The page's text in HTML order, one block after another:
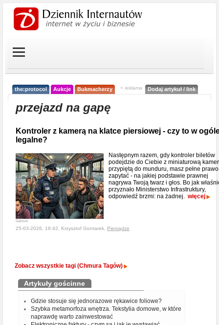
the:protocol Aukcje Bukmacherzy < reklama Dodaj artykuł / link
przejazd na gapę
Kontroler z kamerą na klatce piersiowej - czy to w
legalne?
Gemini
Następnym razem, gdy kontroler biletów
podejdzie do Ciebie z miniaturową
przypiętą do munduru, masz pełne prawo
zapytać - na jakiej podstawie prawnej
nagrywa Twoją twarz i głos. Bo jak
przyznało Ministerstwo Infrastruktury,
odpowiedź brzmi: na żadnej. więcej
25-03-2026, 19:42, Krzysztof Gontarek, Pieniądze
Zobacz wszystkie tagi (Chmura Tagów)
Artykuły gościnne
Gdzie stosuje się jednorazowe rękawice foliowe?
Szybka metamorfoza wnętrza. Tekstylia domowe, w które
naprawdę warto zainwestować